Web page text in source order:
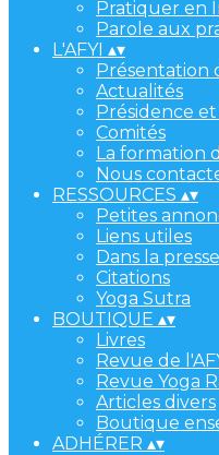
Pratiquer en
Parole aux
L'AFYI ▴▾
Présentation
Actualités
Présidence et
Comités
La formation
Nous
RESSOURCES ▴▾
Petites
Liens utiles
Dans la presse
Citations
Yoga Sutra
BOUTIQUE ▴▾
Livres
Revue de
Revue Yoga
Articles divers
Boutique
ADHÉRER ▴▾